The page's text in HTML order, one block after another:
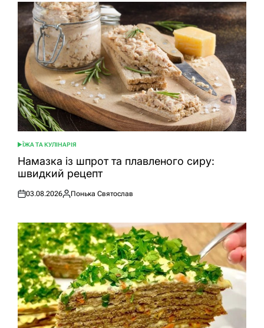
ОПУБЛІКУВАТИ
У
ЇЖА ТА КУЛІНАРІЯ
Намазка із шпрот та плавленого сиру:
швидкий рецепт
Оприлюднено
03.08.2026
Опубліковано
Понька Святослав